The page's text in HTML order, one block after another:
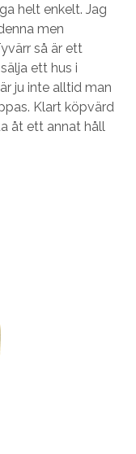
helt enkelt. Jag
men
så är ett
ett hus i
ju inte alltid man
Klart köpvärd
åt ett annat håll